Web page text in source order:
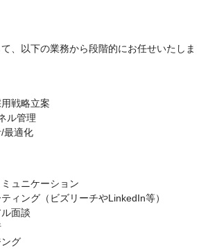
、以下の業務から段階的にお任せいたしま
戦略立案
ル管理
最適化
ュニケーション
ィング（ビズリーチやLinkedIn等）
面談
グ